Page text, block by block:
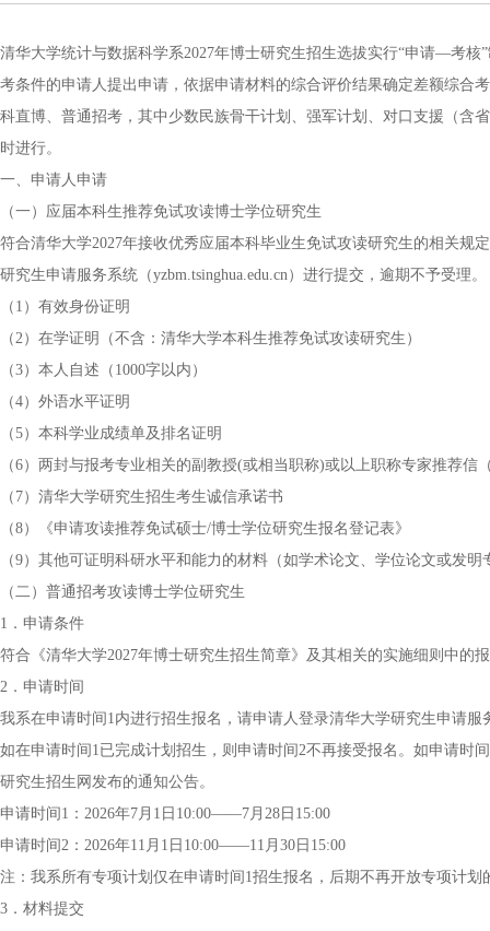
清华大学统计与数据科学系2027年博士研究生招生选拔实行“申请―考
考条件的申请人提出申请，依据申请材料的综合评价结果确定差额综合
科直博、普通招考，其中少数民族骨干计划、强军计划、对口支援（含
时进行。
一、申请人申请
（一）应届本科生推荐免试攻读博士学位研究生
符合清华大学2027年接收优秀应届本科毕业生免试攻读研究生的相关规
研究生申请服务系统（yzbm.tsinghua.edu.cn）进行提交，逾期不予受理。
（1）有效身份证明
（2）在学证明（不含：清华大学本科生推荐免试攻读研究生）
（3）本人自述（1000字以内）
（4）外语水平证明
（5）本科学业成绩单及排名证明
（6）两封与报考专业相关的副教授(或相当职称)或以上职称专家推荐
（7）清华大学研究生招生考生诚信承诺书
（8）《申请攻读推荐免试硕士/博士学位研究生报名登记表》
（9）其他可证明科研水平和能力的材料（如学术论文、学位论文或发明
（二）普通招考攻读博士学位研究生
1．申请条件
符合《清华大学2027年博士研究生招生简章》及其相关的实施细则中的
2．申请时间
我系在申请时间1内进行招生报名，请申请人登录清华大学研究生申请服
如在申请时间1已完成计划招生，则申请时间2不再接受报名。如申请时
研究生招生网发布的通知公告。
申请时间1：2026年7月1日10:00——7月28日15:00
申请时间2：2026年11月1日10:00——11月30日15:00
注：我系所有专项计划仅在申请时间1招生报名，后期不再开放专项计划
3．材料提交